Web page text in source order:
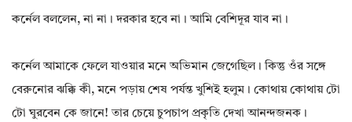
কর্নেল বললেন, না না। দরকার হবে না। আমি বেশিদূর যাব না।
কর্নেল আমাকে ফেলে যাওয়ার মনে অভিমান জেগেছিল। কিন্তু ওঁর সঙ্গে
বেরুনোর ঝক্কি কী, মনে পড়ায় শেষ পর্যন্ত খুশিই হলুম। কোথায় কোথায় টো
টো ঘুরবেন কে জানে! তার চেয়ে চুপচাপ প্রকৃতি দেখা আনন্দজনক।